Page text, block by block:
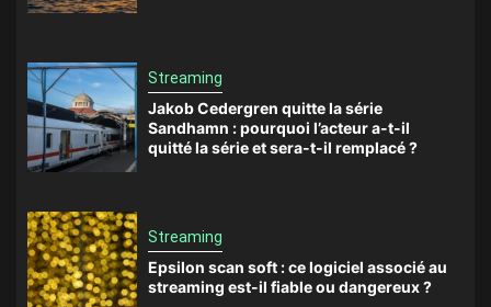
Streaming
Jakob Cedergren quitte la série
Sandhamn : pourquoi l’acteur a-t-il
quitté la série et sera-t-il remplacé ?
Streaming
Epsilon scan soft : ce logiciel associé au
streaming est-il fiable ou dangereux ?